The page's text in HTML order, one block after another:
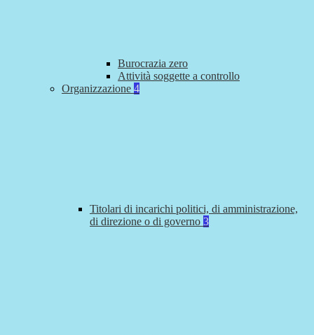
Burocrazia zero
Attività soggette a controllo
Organizzazione 4
Titolari di incarichi politici, di amministrazione,
di direzione o di governo 3